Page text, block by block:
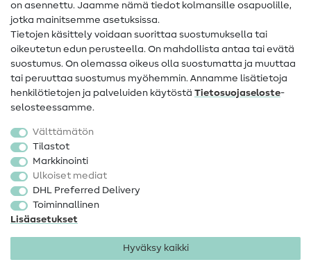
Yhteystiedot
Tietoa omistajanvaihdoksesta
FAQ
Peruutusoikeus
Suosittu
Kankaat
Ompelutarvikkeet
Ale
on asennettu. Jaamme nämä tiedot kolmansille osapuolille,
jotka mainitsemme asetuksissa.
Tietojen käsittely voidaan suorittaa suostumuksella tai
oikeutetun edun perusteella. On mahdollista antaa tai evätä
suostumus. On olemassa oikeus olla suostumatta ja muuttaa
tai peruuttaa suostumus myöhemmin. Annamme lisätietoja
henkilötietojen ja palveluiden käytöstä Tietosuojaseloste-
selosteessamme.
Välttämätön
Tilastot
Markkinointi
Ulkoiset mediat
DHL Preferred Delivery
Toiminnallinen
Lisäasetukset
Hyväksy kaikki